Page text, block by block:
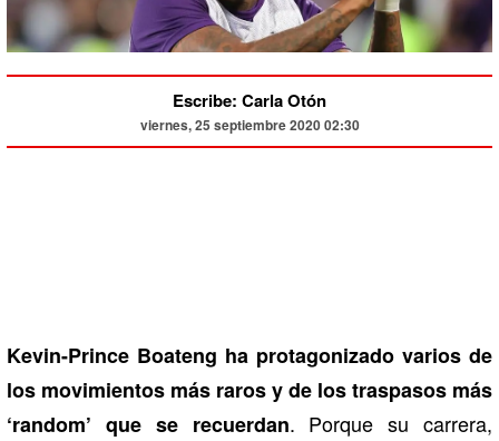
Escribe: Carla Otón
viernes, 25 septiembre 2020 02:30
Kevin-Prince Boateng ha protagonizado varios de
los movimientos más raros y de los traspasos más
‘random’ que se recuerdan. Porque su carrera,